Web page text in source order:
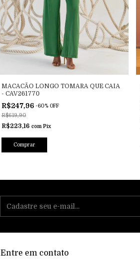
MACACÃO LONGO TOMARA QUE CAIA
- CAV261770
R$247,96 -60% OFF
R$619,90
R$223,16 com Pix
Comprar
Entre em contato